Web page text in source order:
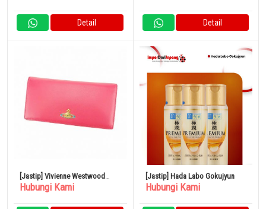
Detail Detail
[Jastip] Vivienne Westwood
Long Wallet Orb Pink
Hubungi Kami
[Jastip] Hada Labo Gokujyun
Hubungi Kami